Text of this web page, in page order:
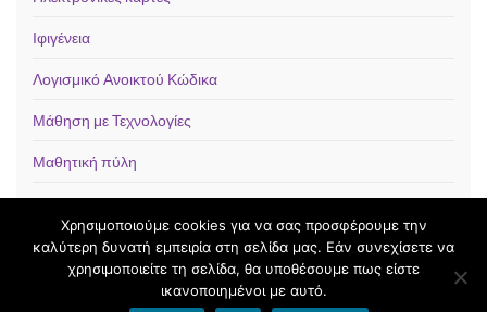
Ιφιγένεια
Λογισμικό Ανοικτού Κώδικα
Μάθηση με Τεχνολογίες
Μαθητική πύλη
© 2026 Μαθηματικά με ΤΠΕ Ν. Μαγνησίας.
Θέμα Graphene.
Χρησιμοποιούμε cookies για να σας προσφέρουμε την
καλύτερη δυνατή εμπειρία στη σελίδα μας. Εάν συνεχίσετε να
χρησιμοποιείτε τη σελίδα, θα υποθέσουμε πως είστε
ικανοποιημένοι με αυτό.